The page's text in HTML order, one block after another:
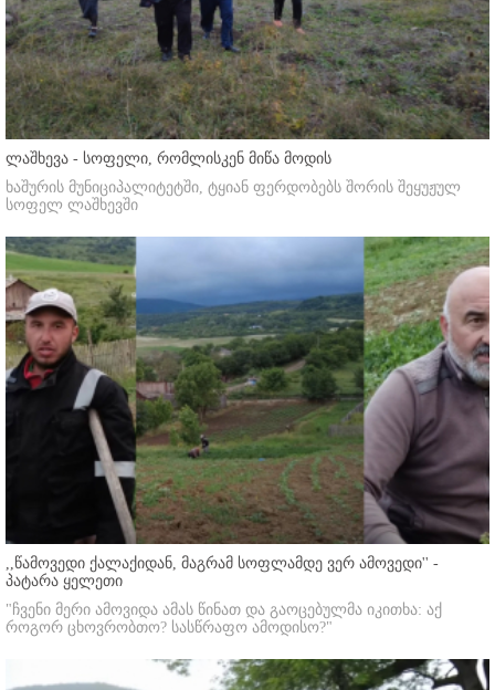
ლაშხევა - სოფელი, რომლისკენ მიწა მოდის
ხაშურის მუნიციპალიტეტში, ტყიან ფერდობებს შორის შეყუჟულ
სოფელ ლაშხევში
,,წამოვედი ქალაქიდან, მაგრამ სოფლამდე ვერ ამოვედი'' -
პატარა ყელეთი
"ჩვენი მერი ამოვიდა ამას წინათ და გაოცებულმა იკითხა: აქ
როგორ ცხოვრობთო? სასწრაფო ამოდისო?"